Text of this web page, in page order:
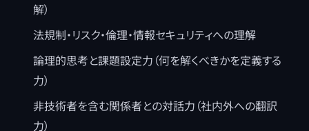
解）
法規制・リスク・倫理・情報セキュリティへの理解
論理的思考と課題設定力（何を解くべきかを定義する
力）
非技術者を含む関係者との対話力（社内外への翻訳
力）